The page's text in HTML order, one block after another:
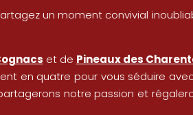
un moment convivial
et de Pineaux des
en quatre pour vous séduire
notre passion et